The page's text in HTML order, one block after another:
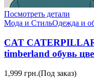
Посмотреть детали
Мода и СтильОдежда и
CAT
timberland обувь
1,999 грн.(Под заказ)